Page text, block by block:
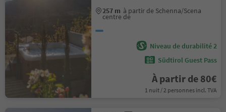
257 m à partir de Schenna/Scena
centre de
Niveau de durabilité 2
Südtirol Guest Pass
À partir de 80€
1 nuit / 2 personnes incl. TVA